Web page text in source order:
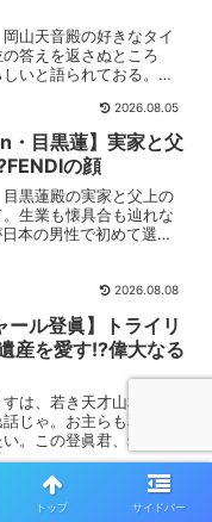
山天音殿の好きなタイ
答えを返さぬところ
いと語られておる。そ
2026.08.05
・目黒蓮】実家と父
の顔
黒蓮殿の実家と父上の
生業も懐具合も辿れな
本の男性で初めて選ん
2026.08.08
ール登眞】トライリ
産を愛す!?偉大なる
は、若き天才山本リシ
じゃ。お主らも耳を傾
。この登眞君、幼稚園
しむ習慣があったとい
たす。
2026.08.08
トップ サイドバー